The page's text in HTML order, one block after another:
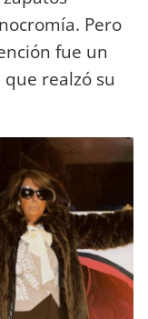
Pero
fue un
realzó su